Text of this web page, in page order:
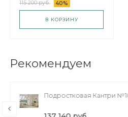
69 120 руб.
115 200 руб. 40%